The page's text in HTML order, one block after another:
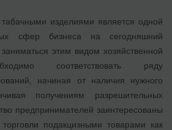
изделиями является одной
сфер бизнеса на сегодняшний
этим видом хозяйственной
соответствовать ряду
начиная от наличия нужного
получениям разрешительных
предпринимателей заинтересованы
подакцизными товарами как